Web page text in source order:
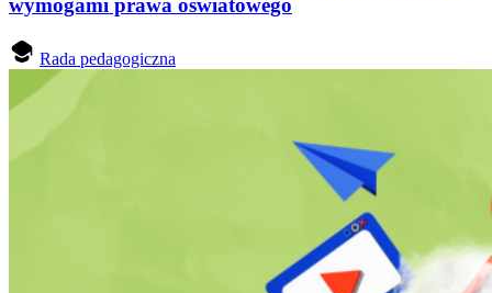
wymogami prawa oświatowego
Rada pedagogiczna